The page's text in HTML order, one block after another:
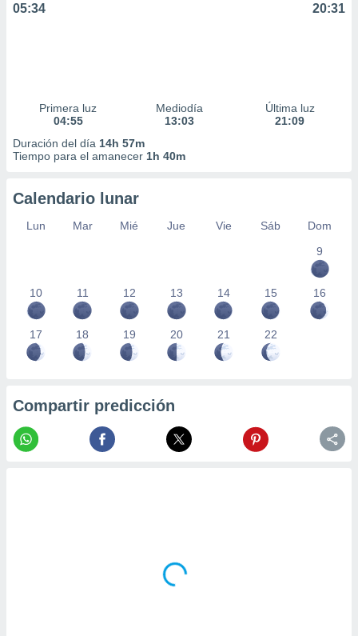
05:34 20:31
Primera luz
04:55
Mediodía
13:03
Última luz
21:09
Duración del día 14h 57m
Tiempo para el amanecer 1h 40m
Calendario lunar
Lun Mar Mié Jue Vie Sáb
Dom
9
10 11 12 13 14 15 16
17 18 19 20 21 22
Compartir predicción